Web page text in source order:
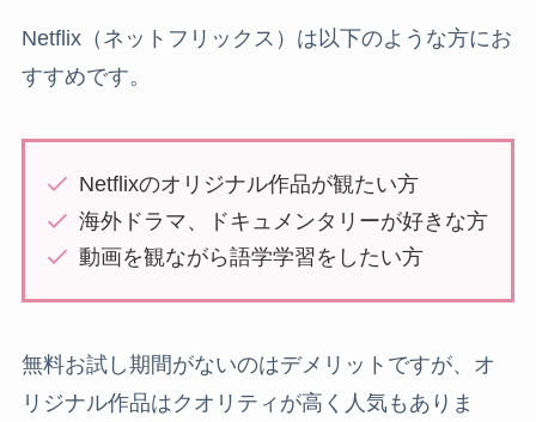
Netflix（ネットフリックス）は以下のような方にお
すすめです。
Netflixのオリジナル作品が観たい方
海外ドラマ、ドキュメンタリーが好きな方
動画を観ながら語学学習をしたい方
無料お試し期間がないのはデメリットですが、オ
リジナル作品はクオリティが高く人気もありま